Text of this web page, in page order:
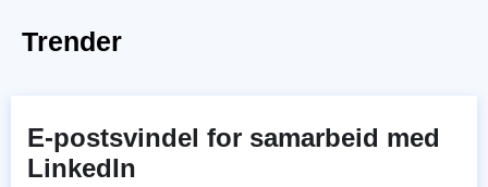
Trender
E-postsvindel for samarbeid med
LinkedIn